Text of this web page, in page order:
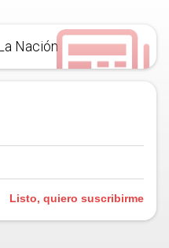
Nación
Listo, quiero suscribirme